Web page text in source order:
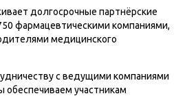
долгосрочные партнёрские
фармацевтическими компаниями,
медицинского
с ведущими компаниями
участникам